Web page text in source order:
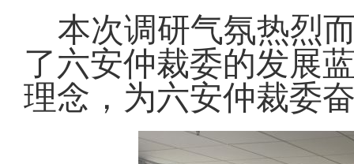
本次调研气氛热烈
了六安仲裁委的发展
理念，为六安仲裁委